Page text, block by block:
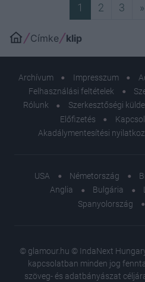
1 2 3 »
Címke klip
Archívum Impresszum
Felhasználási feltételek
Rólunk
Szerkesztőségi
Előfizetés
Akadálymentesítési
USA Németország
Anglia
Bulgária
Spanyolország
© glamour.hu © IndaNext
kapcsolatban minden jog
szöveg- és adatbányászat